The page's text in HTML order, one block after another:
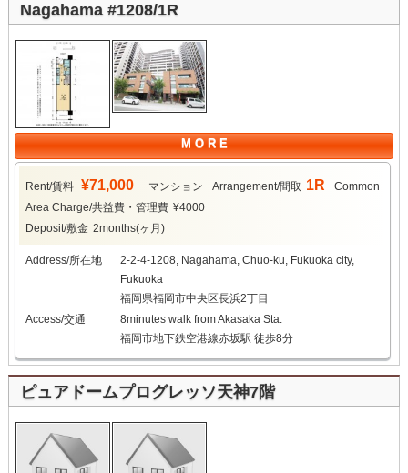
Nagahama #1208/1R
M O R E
Rent/賃料 ¥71,000 マンション Arrangement/間取 1R
Common
Area Charge/共益費・管理費 ¥4000
Deposit/敷金 2months(ヶ月)
Address/所在地
2-2-4-1208, Nagahama, Chuo-ku, Fukuoka city,
Fukuoka
福岡県福岡市中央区長浜2丁目
Access/交通
8minutes walk from Akasaka Sta.
福岡市地下鉄空港線赤坂駅 徒歩8分
ピュアドームプログレッソ天神7階